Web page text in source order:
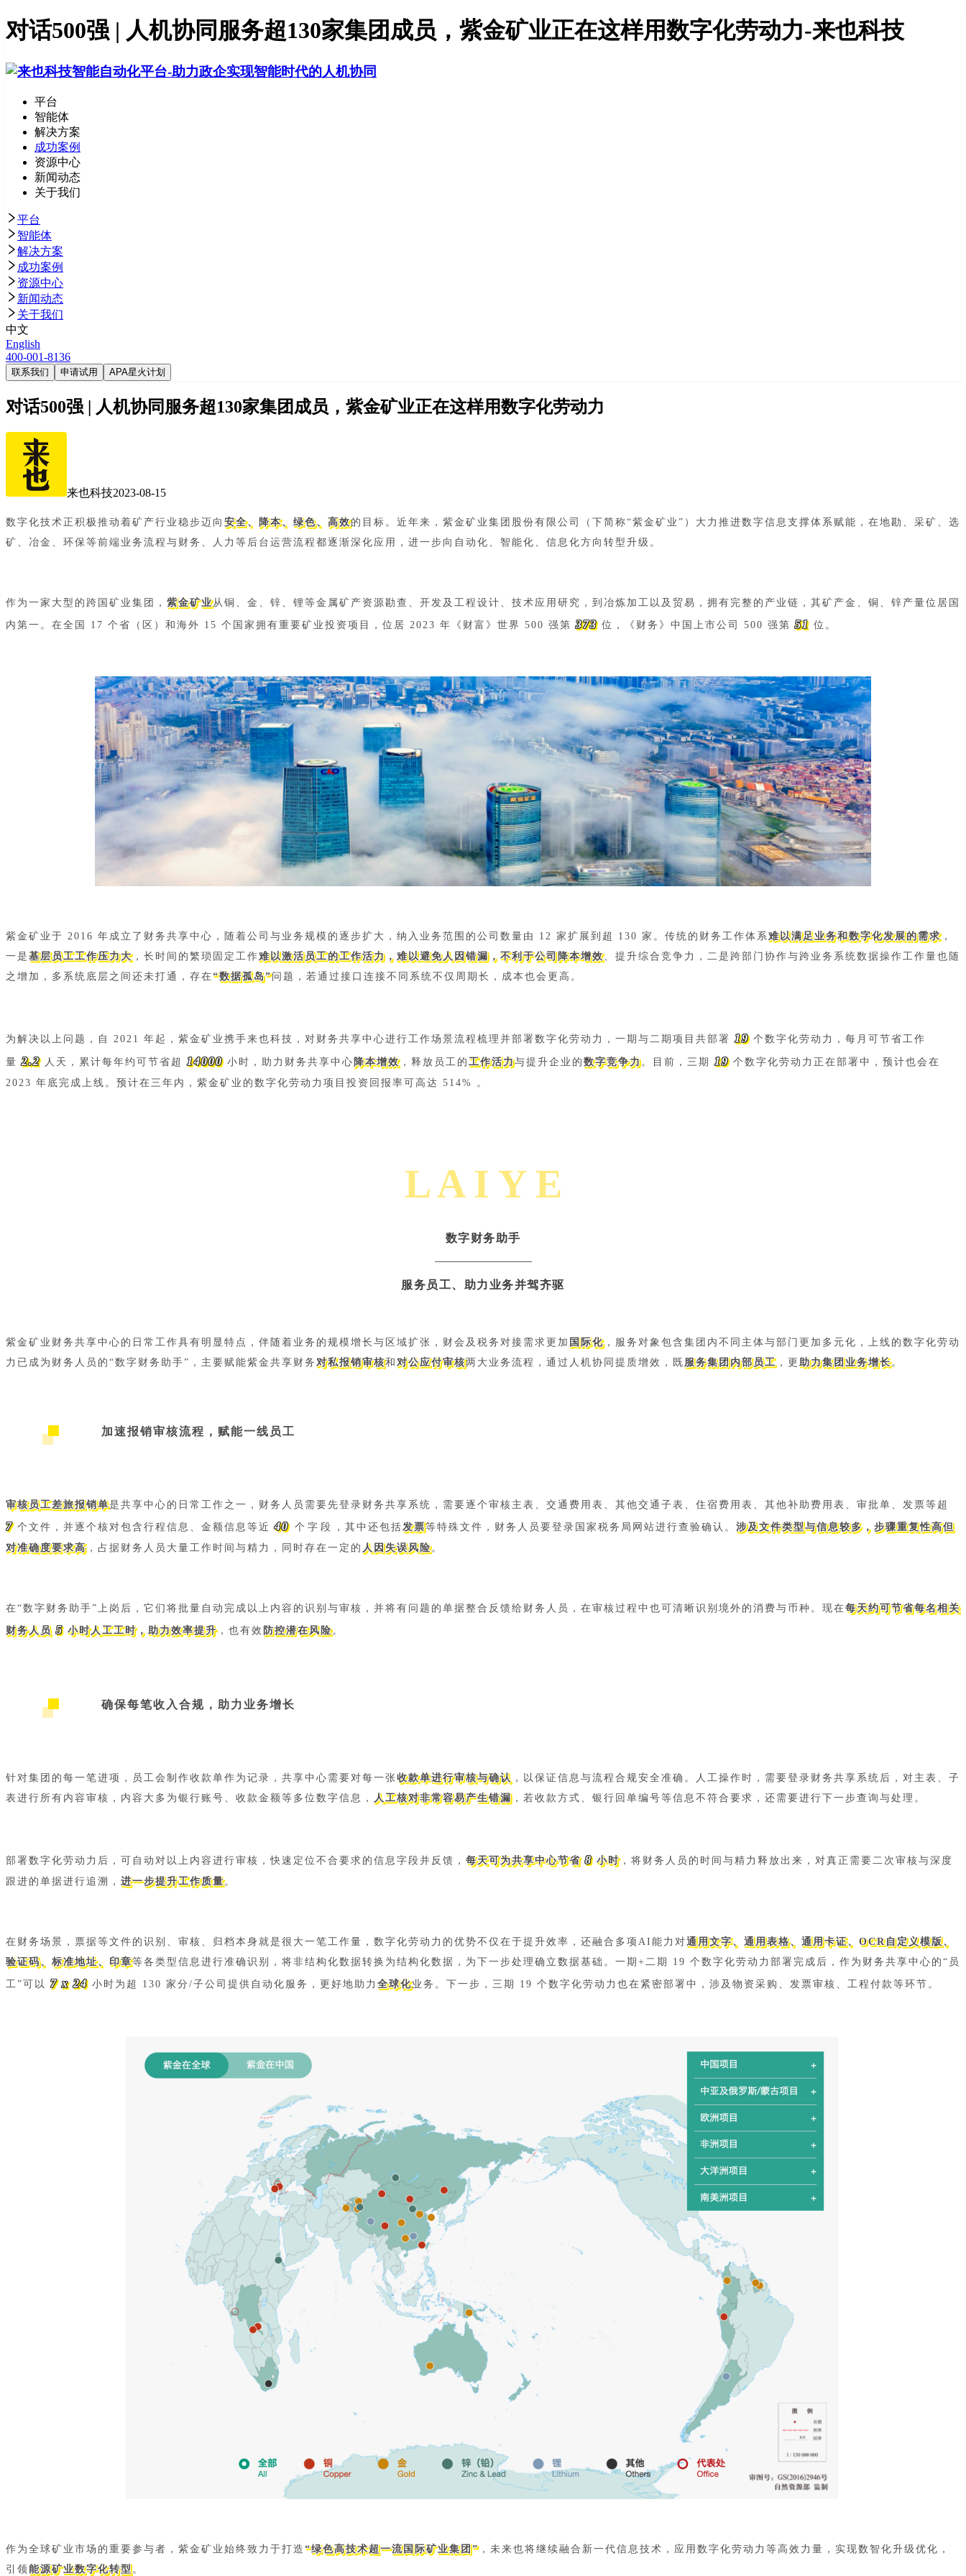
对话500强 | 人机协同服务超130家集团成员，紫金矿业正在这样用数字化劳动力-来也科技
平台
智能体
解决方案
成功案例
资源中心
新闻动态
关于我们
平台
智能体
解决方案
成功案例
资源中心
新闻动态
关于我们
中文
English
400-001-8136
联系我们 申请试用 APA星火计划
对话500强 | 人机协同服务超130家集团成员，紫金矿业正在这样用数字化劳动力
来也科技2023-08-15
数字化技术正积极推动着矿产行业稳步迈向 安全、降本、绿色、高效的目标。近年来，紫金矿业集团股份有限公司（下简称“紫金矿业”）大力推进数字信息支撑体系赋能，在地勘、采矿、选
矿、冶金、环保等前端业务流程与财务、人力等后台运营流程都逐渐深化应用，进一步向自动化、智能化、信息化方向转型升级。
作为一家大型的跨国矿业集团， 紫金矿业从铜、金、锌、锂等金属矿产资源勘查、开发及工程设计、技术应用研究，到冶炼加工以及贸易，拥有完整的产业链，其矿产金、铜、锌产量位居国
内第一。在全国 17 个省（区）和海外 15 个国家拥有重要矿业投资项目，位居 2023 年《财富》世界 500 强第373位，《财务》中国上市公司 500 强第51 位。
紫金矿业于 2016 年成立了财务共享中心，随着公司与业务规模的逐步扩大，纳入业务范围的公司数量由 12 家扩展到超 130 家。传统的财务工作体系难以满足业务和数字化发展的需求，
一是 基层员工工作压力大，长时间的繁琐固定工作难以激活员工的工作活力，难以避免人因错漏，不利于公司降本增效、提升综合竞争力，二是跨部门协作与跨业务系统数据操作工作量也随
之增加，多系统底层之间还未打通，存在“数据孤岛”问题，若通过接口连接不同系统不仅周期长，成本也会更高。
为解决以上问题，自 2021 年起，紫金矿业携手来也科技，对财务共享中心进行工作场景流程梳理并部署数字化劳动力，一期与二期项目共部署19个数字化劳动力，每月可节省工作
量2.2 人天，累计每年约可节省超14000小时，助力财务共享中心 降本增效，释放员工的 工作活力与提升企业的 数字竞争力。目前，三期19个数字化劳动力正在部署中，预计也会在
2023 年底完成上线。预计在三年内，紫金矿业的数字化劳动力项目投资回报率可高达 514% 。
L A I Y E
数字财务助手
服务员工、助力业务并驾齐驱
紫金矿业财务共享中心的日常工作具有明显特点，伴随着业务的规模增长与区域扩张，财会及税务对接需求更加 国际化，服务对象包含集团内不同主体与部门更加多元化，上线的数字化劳动
力已成为财务人员的“数字财务助手”，主要赋能紫金共享财务 对私报销审核和 对公应付审核两大业务流程，通过人机协同提质增效，既 服务集团内部员工，更 助力集团业务增长。
加速报销审核流程，赋能一线员工
审核员工差旅报销单是共享中心的日常工作之一，财务人员需要先登录财务共享系统，需要逐个审核主表、交通费用表、其他交通子表、住宿费用表、其他补助费用表、审批单、发票等超
7个文件，并逐个核对包含行程信息、金额信息等近40个字段，其中还包括发票等特殊文件，财务人员要登录国家税务局网站进行查验确认。 涉及文件类型与信息较多，步骤重复性高但
对准确度要求高，占据财务人员大量工作时间与精力，同时存在一定的 人因失误风险。
在“数字财务助手”上岗后，它们将批量自动完成以上内容的识别与审核，并将有问题的单据整合反馈给财务人员，在审核过程中也可清晰识别境外的消费与币种。现在每天约可节省每名相关
财务人员5小时人工工时，助力效率提升，也有效 防控潜在风险。
确保每笔收入合规，助力业务增长
针对集团的每一笔进项，员工会制作收款单作为记录，共享中心需要对每一张 收款单进行审核与确认 ，以保证信息与流程合规安全准确。人工操作时，需要登录财务共享系统后，对主表、子
表进行所有内容审核，内容大多为银行账号、收款金额等多位数字信息，
人工核对非常容易产生错漏，若收款方式、银行回单编号等信息不符合要求，还需要进行下一步查询与处理。
部署数字化劳动力后，可自动对以上内容进行审核，快速定位不合要求的信息字段并反馈， 每天可为共享中心节省8小时，将财务人员的时间与精力释放出来，对真正需要二次审核与深度
跟进的单据进行追溯， 进一步提升工作质量。
在财务场景，票据等文件的识别、审核、归档本身就是很大一笔工作量，数字化劳动力的优势不仅在于提升效率，还融合多项AI能力对通用文字、通用表格、通用卡证、OCR自定义模版、
验证码、标准地址、印章等各类型信息进行准确识别，将非结构化数据转换为结构化数据，为下一步处理确立数据基础。一期+二期 19 个数字化劳动力部署完成后，作为财务共享中心的“员
工”可以 7 x 24小时为超 130 家分/子公司提供自动化服务，更好地助力 全球化业务。下一步，三期 19 个数字化劳动力也在紧密部署中，涉及物资采购、发票审核、工程付款等环节。
作为全球矿业市场的重要参与者，紫金矿业始终致力于打造 “绿色高技术超一流国际矿业集团”，未来也将继续融合新一代信息技术，应用数字化劳动力等高效力量，实现数智化升级优化，
引领 能源矿业数字化转型。